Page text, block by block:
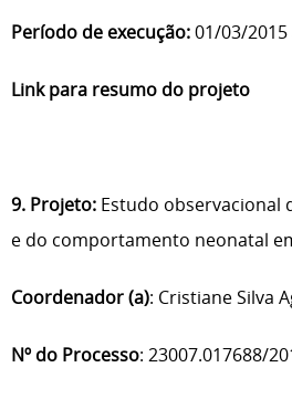
Período de execução:01/03/
Link para resumo do projeto
9. Projeto: Estudo
e do comportamento neonatal
Coordenador (a): Cristiane Silva
Nº do Processo: 23007.017688/